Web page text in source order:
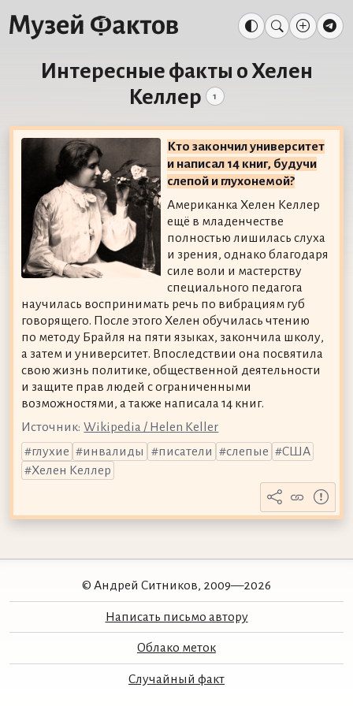
Интересные факты о Хелен
Келлер
1
Кто закончил университет
и написал 14 книг, будучи
слепой и глухонемой?
Американка Хелен Келлер
ещё в младенчестве
полностью лишилась слуха
и зрения, однако благодаря
силе воли и мастерству
специального педагога
научилась воспринимать речь по вибрациям губ
говорящего. После этого Хелен обучилась чтению
по методу Брайля на пяти языках, закончила школу,
а затем и университет. Впоследствии она посвятила
свою жизнь политике, общественной деятельности
и защите прав людей с ограниченными
возможностями, а также написала 14 книг.
Источник: Wikipedia / Helen Keller
глухие
инвалиды писатели слепые
США
Хелен Келлер
© Андрей Ситников, 2009—2026
Написать письмо автору
Облако меток
Случайный факт